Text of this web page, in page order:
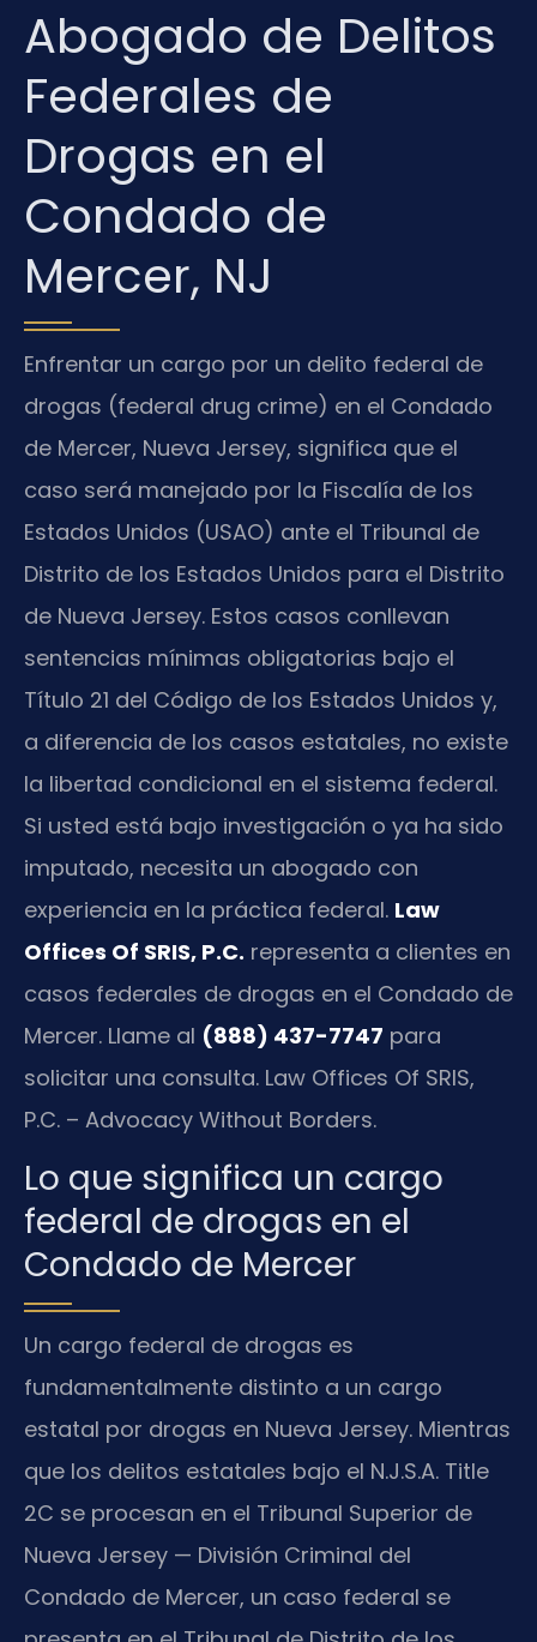
Abogado de Delitos
Federales de
Drogas en el
Condado de
Mercer, NJ
Enfrentar un cargo por un delito federal de
drogas (federal drug crime) en el Condado
de Mercer, Nueva Jersey, significa que el
caso será manejado por la Fiscalía de los
Estados Unidos (USAO) ante el Tribunal de
Distrito de los Estados Unidos para el Distrito
de Nueva Jersey. Estos casos conllevan
sentencias mínimas obligatorias bajo el
Título 21 del Código de los Estados Unidos y,
a diferencia de los casos estatales, no existe
la libertad condicional en el sistema federal.
Si usted está bajo investigación o ya ha sido
imputado, necesita un abogado con
experiencia en la práctica federal. Law
Offices Of SRIS, P.C. representa a clientes en
casos federales de drogas en el Condado de
Mercer. Llame al (888) 437-7747 para
solicitar una consulta. Law Offices Of SRIS,
P.C. – Advocacy Without Borders.
Lo que significa un cargo
federal de drogas en el
Condado de Mercer
Un cargo federal de drogas es
fundamentalmente distinto a un cargo
estatal por drogas en Nueva Jersey. Mientras
que los delitos estatales bajo el N.J.S.A. Title
2C se procesan en el Tribunal Superior de
Nueva Jersey — División Criminal del
Condado de Mercer, un caso federal se